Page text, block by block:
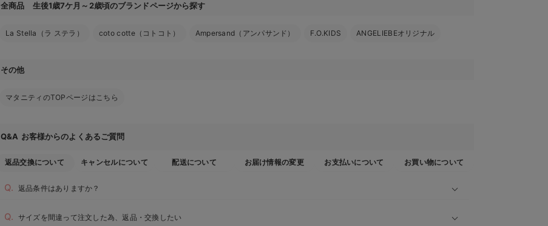
全商品 生後1歳7ケ月～2歳頃のブランドページから探す
La Stella（ラ ステラ） coto cotte（コトコト） Ampersand（アンパサンド） F.O.KIDS ANGELIEBEオリジナル
その他
マタニティのTOPページはこちら
Q&A お客様からのよくあるご質問
返品交換について キャンセルについて 配送について お届け情報の変更 お支払いについて お買い物について
返品条件はありますか？
サイズを間違って注文した為、返品・交換したい